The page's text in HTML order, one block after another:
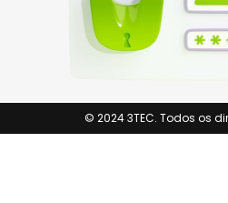
© 2024 3TEC. Todos os